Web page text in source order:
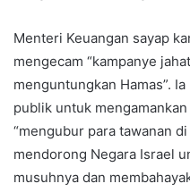
Menteri Keuangan sayap
mengecam “kampanye
menguntungkan Hamas”.
publik untuk
“mengubur para tawanan
mendorong Negara Israel
musuhnya dan